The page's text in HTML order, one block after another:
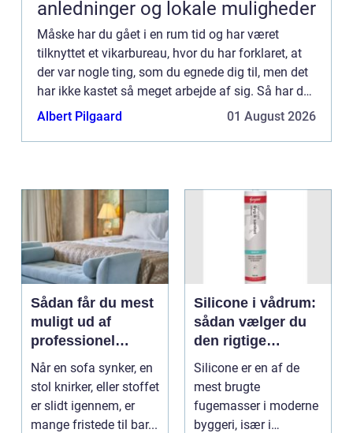
anledninger og lokale muligheder
Måske har du gået i en rum tid og har været
tilknyttet et vikarbureau, hvor du har forklaret, at
der var nogle ting, som du egnede dig til, men det
har ikke kastet så meget arbejde af sig. Så har du
prøvet at være tilknyttet flere steder, men det hja...
Albert Pilgaard 01 August 2026
Sådan får du mest
muligt ud af
professionel
møbelpolstring
Når en sofa synker, en
stol knirker, eller stoffet
er slidt igennem, er
mange fristede til bar...
Silicone i vådrum:
sådan vælger du
den rigtige
fugemasse
Silicone er en af de
mest brugte
fugemasser i moderne
byggeri, især i